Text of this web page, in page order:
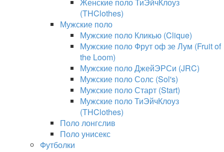
(THClothes)
Мужские поло
Мужские поло Кликью (Clique)
Мужские поло Фрут оф зе Лум (Fruit of
the Loom)
Мужские поло ДжейЭРСи (JRC)
Мужские поло Солс (Sol's)
Мужские поло Старт (Start)
Мужские поло ТиЭйчКлоуз
(THClothes)
Поло лонгслив
Поло унисекс
Футболки